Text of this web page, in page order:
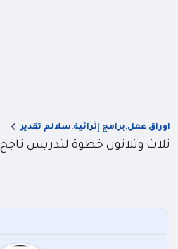
اوراق عمل,برامج إثرائية,سلالم تقدير
ثلاث وثلاثون خطوة لتدريس ناجح